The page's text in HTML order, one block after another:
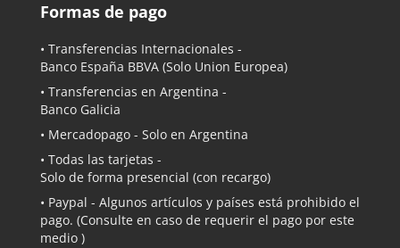
Formas de pago
• Transferencias Internacionales -
Banco España BBVA (Solo Union Europea)
• Transferencias en Argentina -
Banco Galicia
• Mercadopago - Solo en Argentina
• Todas las tarjetas -
Solo de forma presencial (con recargo)
• Paypal - Algunos artículos y países está prohibido el
pago. (Consulte en caso de requerir el pago por este
medio )